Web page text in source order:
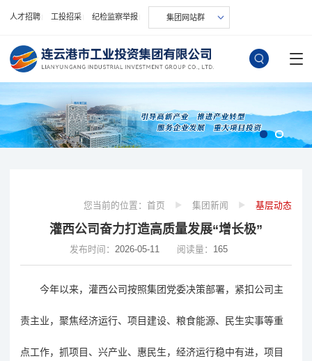
人才招聘 工投招采 纪检监察举报 集团网站群
您当前的位置： 首页 集团新闻 基层动态
灌西公司奋力打造高质量发展“增长极”
发布时间： 2026-05-11 阅读量： 165
今年以来，灌西公司按照集团党委决策部署， 紧扣 公司 主
责主业，聚焦经济运行、项目建设、粮食能源、民生实事等重
点工作，抓项目、兴产业、惠民生，经济运行稳中有进，项目